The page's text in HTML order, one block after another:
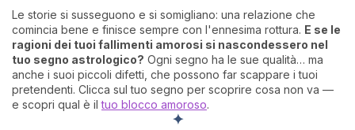
Le storie si susseguono e si somigliano: una relazione che
comincia bene e finisce sempre con l'ennesima rottura. E se le
ragioni dei tuoi fallimenti amorosi si nascondessero nel
tuo segno astrologico? Ogni segno ha le sue qualità… ma
anche i suoi piccoli difetti, che possono far scappare i tuoi
pretendenti. Clicca sul tuo segno per scoprire cosa non va —
e scopri qual è iltuo blocco amoroso.
✦